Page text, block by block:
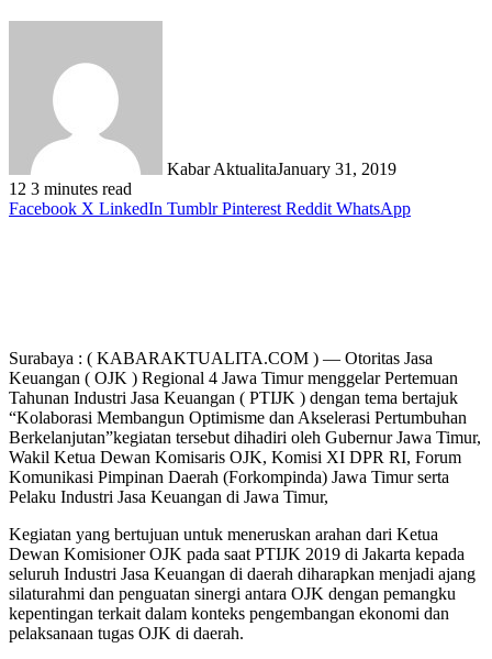
Kabar AktualitaJanuary 31, 2019
12 3 minutes read
Facebook X LinkedIn Tumblr Pinterest Reddit WhatsApp
Surabaya : ( KABARAKTUALITA.COM ) — Otoritas Jasa
Keuangan ( OJK ) Regional 4 Jawa Timur menggelar Pertemuan
Tahunan Industri Jasa Keuangan ( PTIJK ) dengan tema bertajuk
“Kolaborasi Membangun Optimisme dan Akselerasi Pertumbuhan
Berkelanjutan”kegiatan tersebut dihadiri oleh Gubernur Jawa Timur,
Wakil Ketua Dewan Komisaris OJK, Komisi XI DPR RI, Forum
Komunikasi Pimpinan Daerah (Forkompinda) Jawa Timur serta
Pelaku Industri Jasa Keuangan di Jawa Timur,
Kegiatan yang bertujuan untuk meneruskan arahan dari Ketua
Dewan Komisioner OJK pada saat PTIJK 2019 di Jakarta kepada
seluruh Industri Jasa Keuangan di daerah diharapkan menjadi ajang
silaturahmi dan penguatan sinergi antara OJK dengan pemangku
kepentingan terkait dalam konteks pengembangan ekonomi dan
pelaksanaan tugas OJK di daerah.